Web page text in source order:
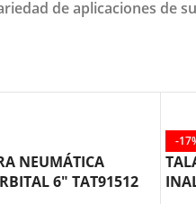
de aplicaciones de
NEUMÁTICA
6″ TAT91512
-